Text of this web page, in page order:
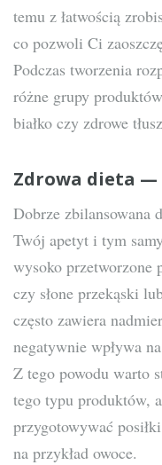
temu z łatwością
co pozwoli Ci
Podczas tworzenia
różne grupy
białko czy zdrowe
Zdrowa dieta —
Dobrze zbilansowana
Twój apetyt i tym
wysoko przetworzone
czy słone przekąski
często zawiera
negatywnie wpływa
Z tego powodu warto
tego typu produktów,
przygotowywać
na przykład owoce.